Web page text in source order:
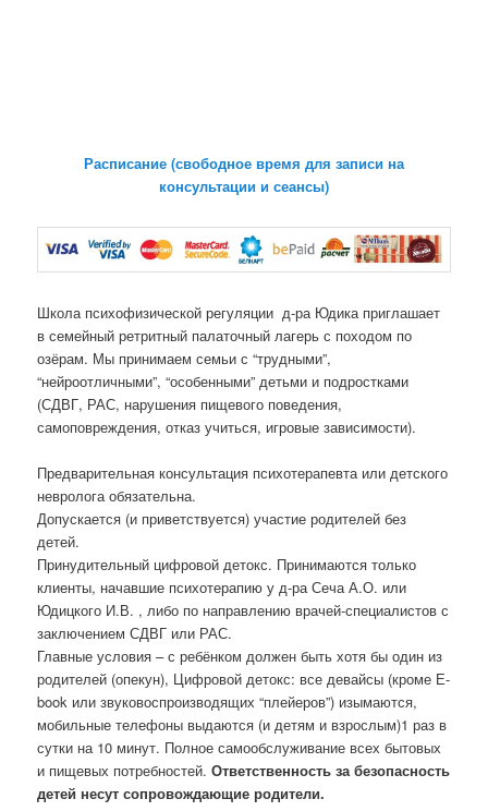
Расписание (свободное время для записи на
консультации и сеансы)
Школа психофизической регуляции д-ра Юдика приглашает
в семейный ретритный палаточный лагерь с походом по
озёрам. Мы принимаем семьи с “трудными”,
“нейроотличными”, “особенными” детьми и подростками
(СДВГ, РАС, нарушения пищевого поведения,
самоповреждения, отказ учиться, игровые зависимости).
Предварительная консультация психотерапевта или детского
невролога обязательна.
Допускается (и приветствуется) участие родителей без
детей.
Принудительный цифровой детокс. Принимаются только
клиенты, начавшие психотерапию у д-ра Сеча А.О. или
Юдицкого И.В. , либо по направлению врачей-специалистов с
заключением СДВГ или РАС.
Главные условия – с ребёнком должен быть хотя бы один из
родителей (опекун), Цифровой детокс: все девайсы (кроме Е-
book или звуковоспроизводящих “плейеров”) изымаются,
мобильные телефоны выдаются (и детям и взрослым)1 раз в
сутки на 10 минут. Полное самообслуживание всех бытовых
и пищевых потребностей.Ответственность за безопасность
детей несут сопровождающие родители.